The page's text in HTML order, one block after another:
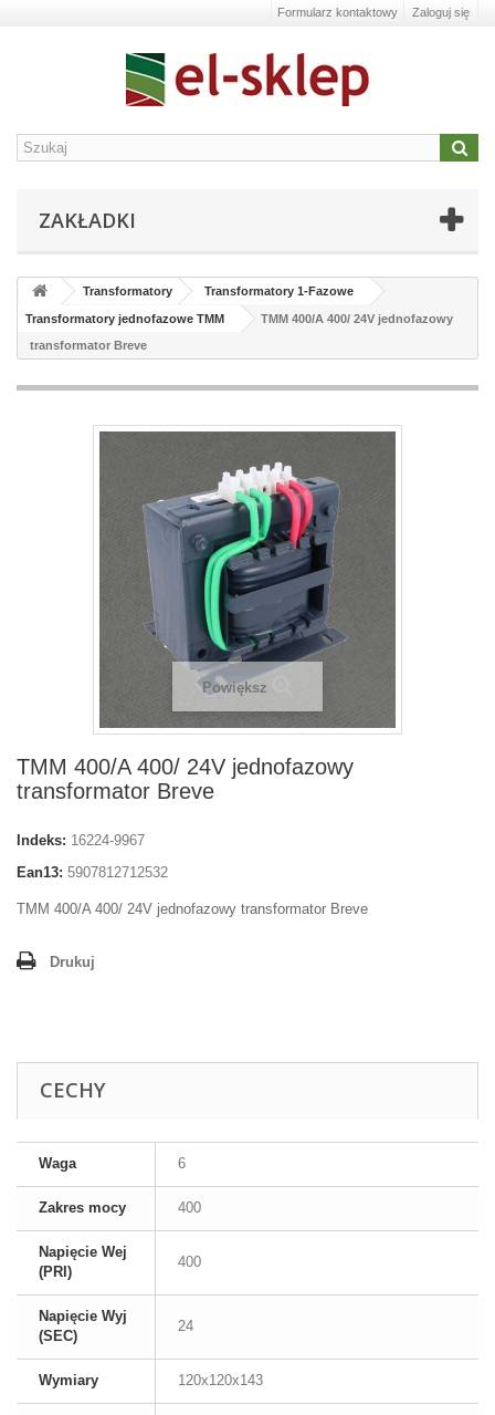
Zaloguj się
Formularz kontaktowy
ZAKŁADKI
Transformatory Transformatory 1-Fazowe
Transformatory jednofazowe TMM
TMM 400/A 400/ 24V jednofazowy
transformator Breve
Powiększ
TMM 400/A 400/ 24V jednofazowy
transformator Breve
Indeks: 16224-9967
Ean13: 5907812712532
TMM 400/A 400/ 24V jednofazowy transformator Breve
Drukuj
CECHY
Waga 6
Zakres mocy 400
Napięcie Wej
(PRI)
400
Napięcie Wyj
(SEC)
24
Wymiary 120x120x143